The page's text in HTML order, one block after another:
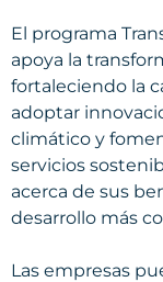
El programa
apoya la
fortaleciendo la
adoptar
climático y
servicios
acerca de sus
desarrollo más
Las empresas